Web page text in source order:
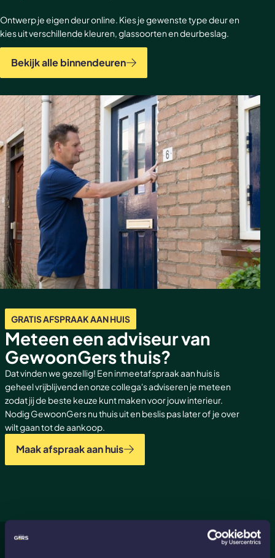
Ontwerp je eigen deur online. Kies je gewenste type deur en
kies uit verschillende kleuren, glassoorten en deurbeslag.
Bekijk alle binnendeuren
GRATIS AFSPRAAK AAN HUIS
Meteen een adviseur van
GewoonGers thuis?
Dat vinden we gezellig! Een inmeetafspraak aan huis is
geheel vrijblijvend en onze collega's adviseren je meteen
zodat jij de beste keuze kunt maken voor jouw interieur.
Nodig GewoonGers nu thuis uit en beslis pas later of je over
wilt gaan tot de aankoop.
Maak afspraak aan huis
Wat zijn de voordelen van een